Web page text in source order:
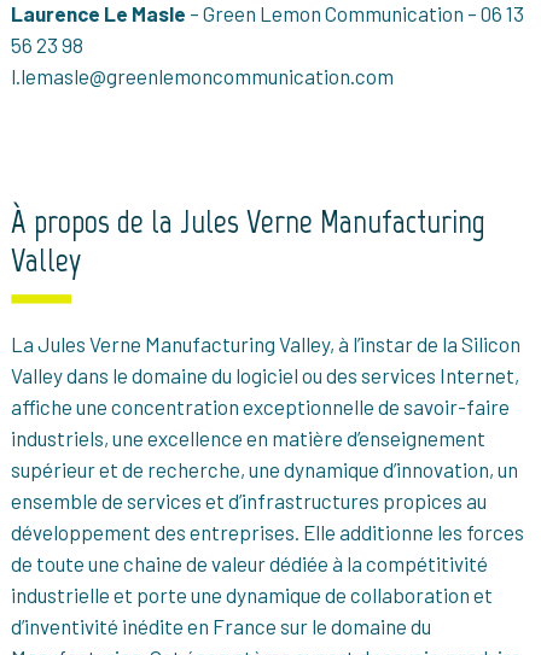
Laurence Le Masle – Green Lemon Communication – 06 13
56 23 98
l.lemasle@greenlemoncommunication.com
À propos de la Jules Verne Manufacturing
Valley
La Jules Verne Manufacturing Valley, à l’instar de la Silicon
Valley dans le domaine du logiciel ou des services Internet,
affiche une concentration exceptionnelle de savoir-faire
industriels, une excellence en matière d’enseignement
supérieur et de recherche, une dynamique d’innovation, un
ensemble de services et d’infrastructures propices au
développement des entreprises. Elle additionne les forces
de toute une chaine de valeur dédiée à la compétitivité
industrielle et porte une dynamique de collaboration et
d’inventivité inédite en France sur le domaine du